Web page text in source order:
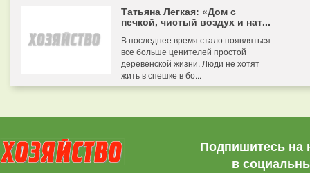
Татьяна Легкая: «Дом с
печкой, чистый воздух и нат...
В последнее время стало появляться
все больше ценителей простой
деревенской жизни. Люди не хотят
жить в спешке в бо...
Подпишитесь на
в